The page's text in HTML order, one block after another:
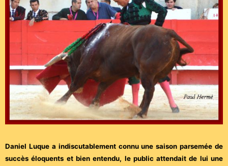
Daniel Luque a indiscutablement connu une saison parsemée de
succès éloquents et bien entendu, le public attendait de lui une